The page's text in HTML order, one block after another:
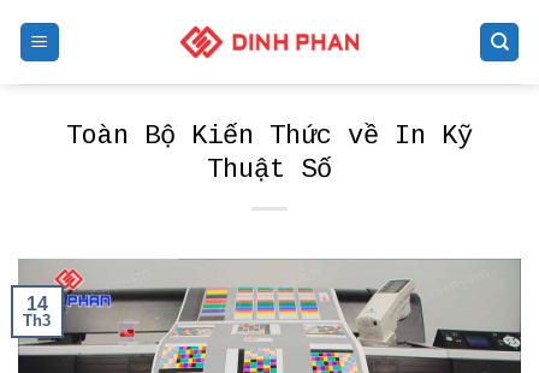
Toàn Bộ Kiến Thức về In Kỹ
Thuật Số
14
Th3